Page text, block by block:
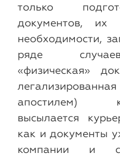
только
документов, их
необходимости,
ряде
«физическая»
апостилем)
высылается
как и документы
компании и